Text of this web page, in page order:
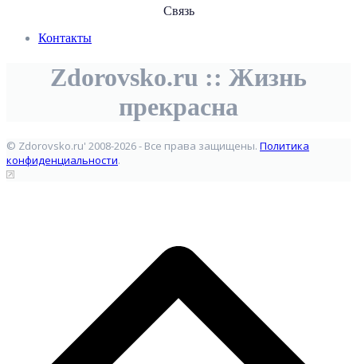
Связь
Контакты
Zdorovsko.ru :: Жизнь
прекрасна
© Zdorovsko.ru' 2008-2026 - Все права защищены. Политика
конфиденциальности.